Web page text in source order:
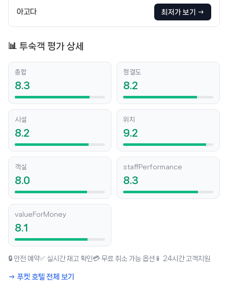
아고다 최저가 보기 →
📊 투숙객 평가 상세
종합
8.3
청결도
8.2
시설
8.2
위치
9.2
객실
8.0
staffPerformance
8.3
valueForMoney
8.1
🔒 안전 예약✅ 실시간 재고 확인 💳 무료 취소 가능 옵션 📱 24시간 고객지원
→ 푸켓 호텔 전체 보기